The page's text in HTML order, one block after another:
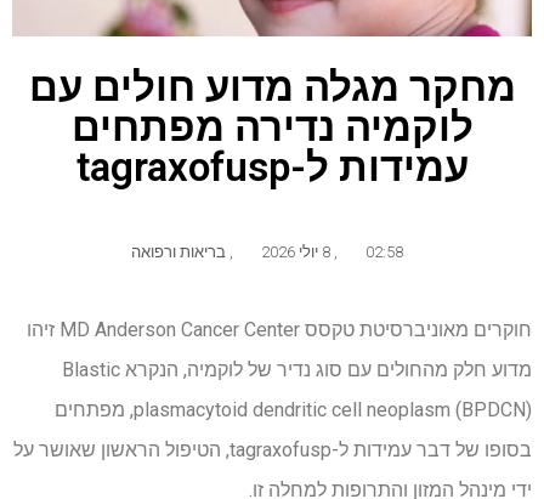
מחקר מגלה מדוע חולים עם
לוקמיה נדירה מפתחים
עמידות ל-tagraxofusp
02:58 בריאות ורפואה
חוקרים מאוניברסיטת טקסס MD Anderson Cancer Center זיהו
מדוע חלק מהחולים עם סוג נדיר של לוקמיה, הנקרא Blastic
plasmacytoid dendritic cell neoplasm (BPDCN), מפתחים
בסופו של דבר עמידות ל-tagraxofusp, הטיפול הראשון שאושר על
ידי מינהל המזון והתרופות למחלה זו.